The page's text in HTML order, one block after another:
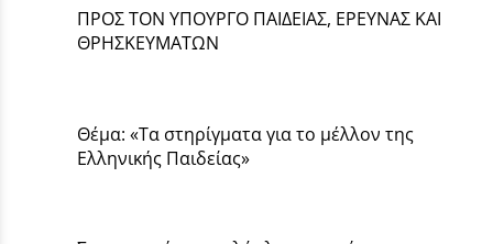
ΠΡΟΣ ΤΟΝ ΥΠΟΥΡΓΟ ΠΑΙΔΕΙΑΣ, ΕΡΕΥΝΑΣ ΚΑΙ
ΘΡΗΣΚΕΥΜΑΤΩΝ
Θέμα: «Τα στηρίγματα για το μέλλον της
Ελληνικής Παιδείας»